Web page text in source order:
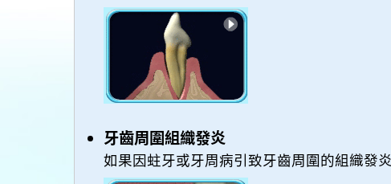
牙齒周圍組織發炎
如果因蛀牙或牙周病引致牙齒周圍的組織發